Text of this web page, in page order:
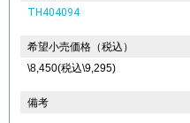
TH404094
希望小売価格（税込）
\8,450(税込\9,295)
備考